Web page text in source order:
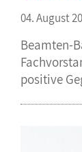
04. August
Beamten-
positive